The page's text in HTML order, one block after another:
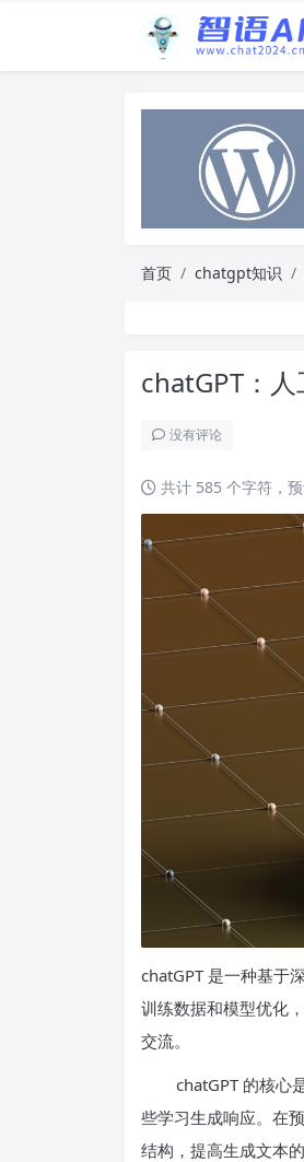
首页 chatgpt知识
chatGPT：
没有评论
共计 585 个字符，
chatGPT 是一种基于
训练数据和模型优化
交流。
chatGPT 的核心
些学习生成响应。在
结构，提高生成文本